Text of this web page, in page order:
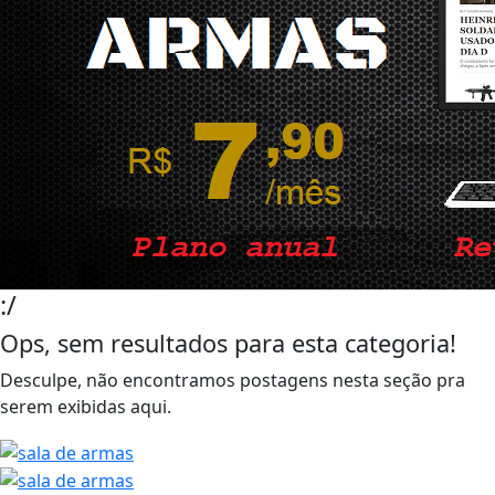
Ops, sem resultados para esta categoria!
Desculpe, não encontramos postagens nesta seção pra
serem exibidas aqui.
+ Lidas